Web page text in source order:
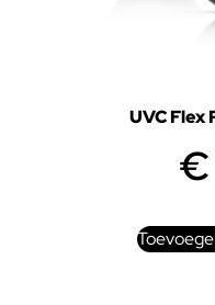
UVC Flex
€